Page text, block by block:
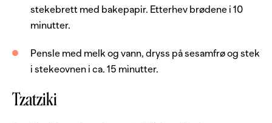
50 g
gjær, fersk
0.5 dl
melk
sesamfrø
Tzatziki
stekebrett med bakepapir. Etterhev brødene i 10
minutter.
Pensle med melk og vann, dryss på sesamfrø og stek
i stekeovnen i ca. 15 minutter.
Tzatziki